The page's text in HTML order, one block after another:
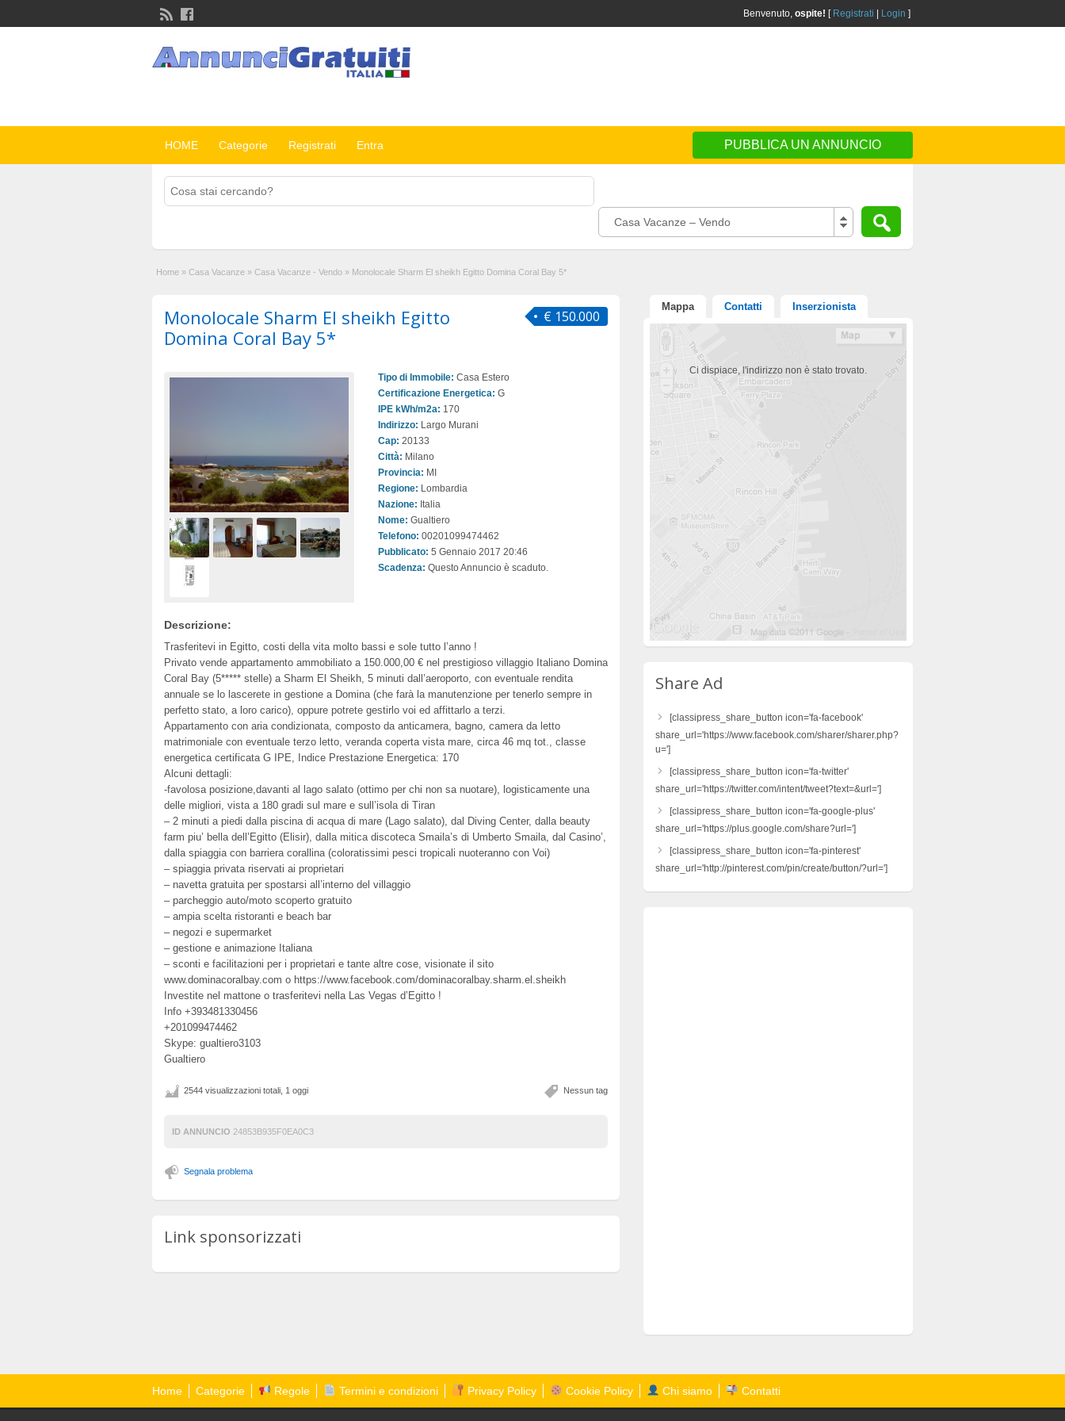
Benvenuto, ospite! [ Registrati Login ]
HOME Categorie Registrati Entra PUBBLICA UN ANNUNCIO
Casa Vacanze – Vendo
Home » Casa Vacanze » Casa Vacanze - Vendo » Monolocale Sharm El sheikh Egitto Domina Coral Bay 5*
€ 150.000
Monolocale Sharm El sheikh Egitto
Domina Coral Bay 5*
Tipo di Immobile: Casa Estero
Certificazione Energetica: G
IPE kWh/m2a: 170
Indirizzo: Largo Murani
Cap: 20133
Città: Milano
Provincia: MI
Regione: Lombardia
Nazione: Italia
Nome: Gualtiero
Telefono: 00201099474462
Pubblicato: 5 Gennaio 2017 20:46
Scadenza: Questo Annuncio è scaduto.
Descrizione:
Trasferitevi in Egitto, costi della vita molto bassi e sole tutto l’anno !
Privato vende appartamento ammobiliato a 150.000,00 € nel prestigioso villaggio Italiano Domina
Coral Bay (5***** stelle) a Sharm El Sheikh, 5 minuti dall’aeroporto, con eventuale rendita
annuale se lo lascerete in gestione a Domina (che farà la manutenzione per tenerlo sempre in
perfetto stato, a loro carico), oppure potrete gestirlo voi ed affittarlo a terzi.
Appartamento con aria condizionata, composto da anticamera, bagno, camera da letto
matrimoniale con eventuale terzo letto, veranda coperta vista mare, circa 46 mq tot., classe
energetica certificata G IPE, Indice Prestazione Energetica: 170
Alcuni dettagli:
-favolosa posizione,davanti al lago salato (ottimo per chi non sa nuotare), logisticamente una
delle migliori, vista a 180 gradi sul mare e sull’isola di Tiran
– 2 minuti a piedi dalla piscina di acqua di mare (Lago salato), dal Diving Center, dalla beauty
farm piu’ bella dell’Egitto (Elisir), dalla mitica discoteca Smaila’s di Umberto Smaila, dal Casino’,
dalla spiaggia con barriera corallina (coloratissimi pesci tropicali nuoteranno con Voi)
– spiaggia privata riservati ai proprietari
– navetta gratuita per spostarsi all’interno del villaggio
– parcheggio auto/moto scoperto gratuito
– ampia scelta ristoranti e beach bar
– negozi e supermarket
– gestione e animazione Italiana
– sconti e facilitazioni per i proprietari e tante altre cose, visionate il sito
www.dominacoralbay.com o https://www.facebook.com/dominacoralbay.sharm.el.sheikh
Investite nel mattone o trasferitevi nella Las Vegas d’Egitto !
Info +393481330456
+201099474462
Skype: gualtiero3103
Gualtiero
Nessun tag
2544 visualizzazioni totali, 1 oggi
ID ANNUNCIO 24853B935F0EA0C3
Segnala problema
Link sponsorizzati
Mappa Contatti Inserzionista
Ci dispiace, l'indirizzo non è stato trovato.
Share Ad
[classipress_share_button icon='fa-facebook'
share_url='https://www.facebook.com/sharer/sharer.php?
u=']
[classipress_share_button icon='fa-twitter'
share_url='https://twitter.com/intent/tweet?text=&url=']
[classipress_share_button icon='fa-google-plus'
share_url='https://plus.google.com/share?url=']
[classipress_share_button icon='fa-pinterest'
share_url='http://pinterest.com/pin/create/button/?url=']
Home Categorie Regole Termini e condizioni Privacy Policy Cookie Policy Chi siamo Contatti